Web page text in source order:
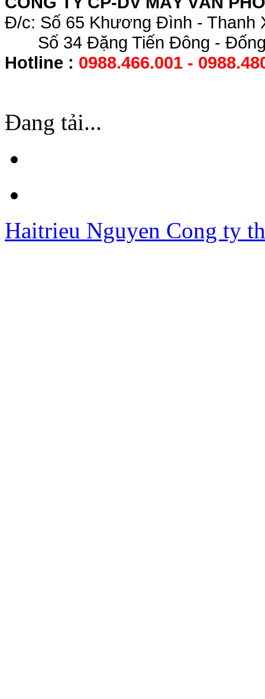
Đ/c: Số 65 Khương Đình - Thanh
Số 34 Đặng Tiến Đông -
Hotline : 0988.466.001 -
Đang tải...
Haitrieu Nguyen Cong ty